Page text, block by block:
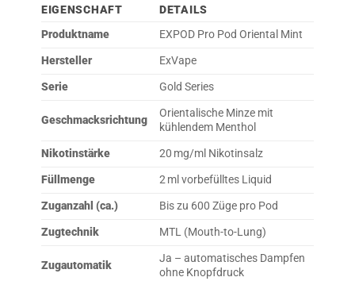
EIGENSCHAFT
DETAILS
Produktname
EXPOD Pro Pod Oriental Mint
Hersteller
ExVape
Serie
Gold Series
Geschmacksrichtung
Orientalische Minze mit
kühlendem Menthol
Nikotinstärke
20 mg/ml Nikotinsalz
Füllmenge
2 ml vorbefülltes Liquid
Zuganzahl (ca.)
Bis zu 600 Züge pro Pod
Zugtechnik
MTL (Mouth-to-Lung)
Zugautomatik
Ja – automatisches Dampfen
ohne Knopfdruck